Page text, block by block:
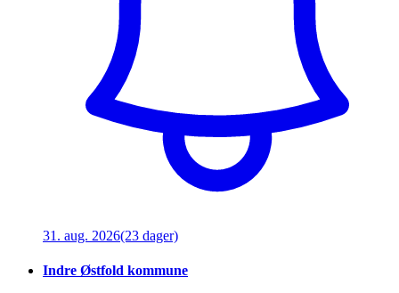
31. aug. 2026(23 dager)
Indre Østfold kommune